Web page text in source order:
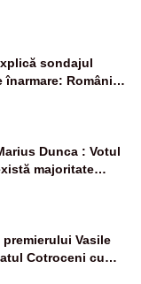
– SONDAJ
sondajul
Românii
și un echilibru
Dunca : Votul
majoritate
Vasile
Cotroceni cu